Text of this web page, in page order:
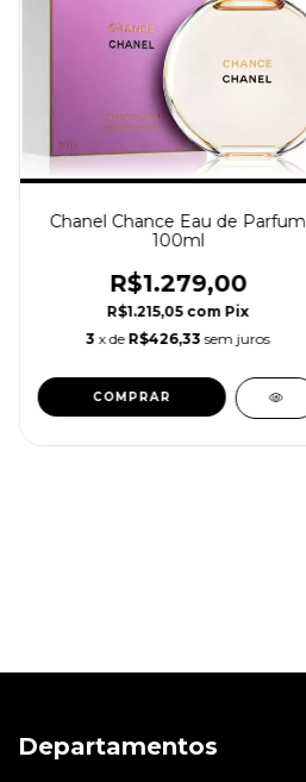
Chanel Chance Eau de Parfum
100ml
R$1.279,00
R$1.215,05 com Pix
3 x de R$426,33 sem juros
Departamentos